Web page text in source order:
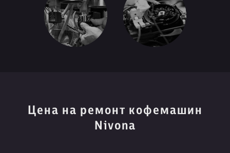
Цена на ремонт кофемашин
Nivona